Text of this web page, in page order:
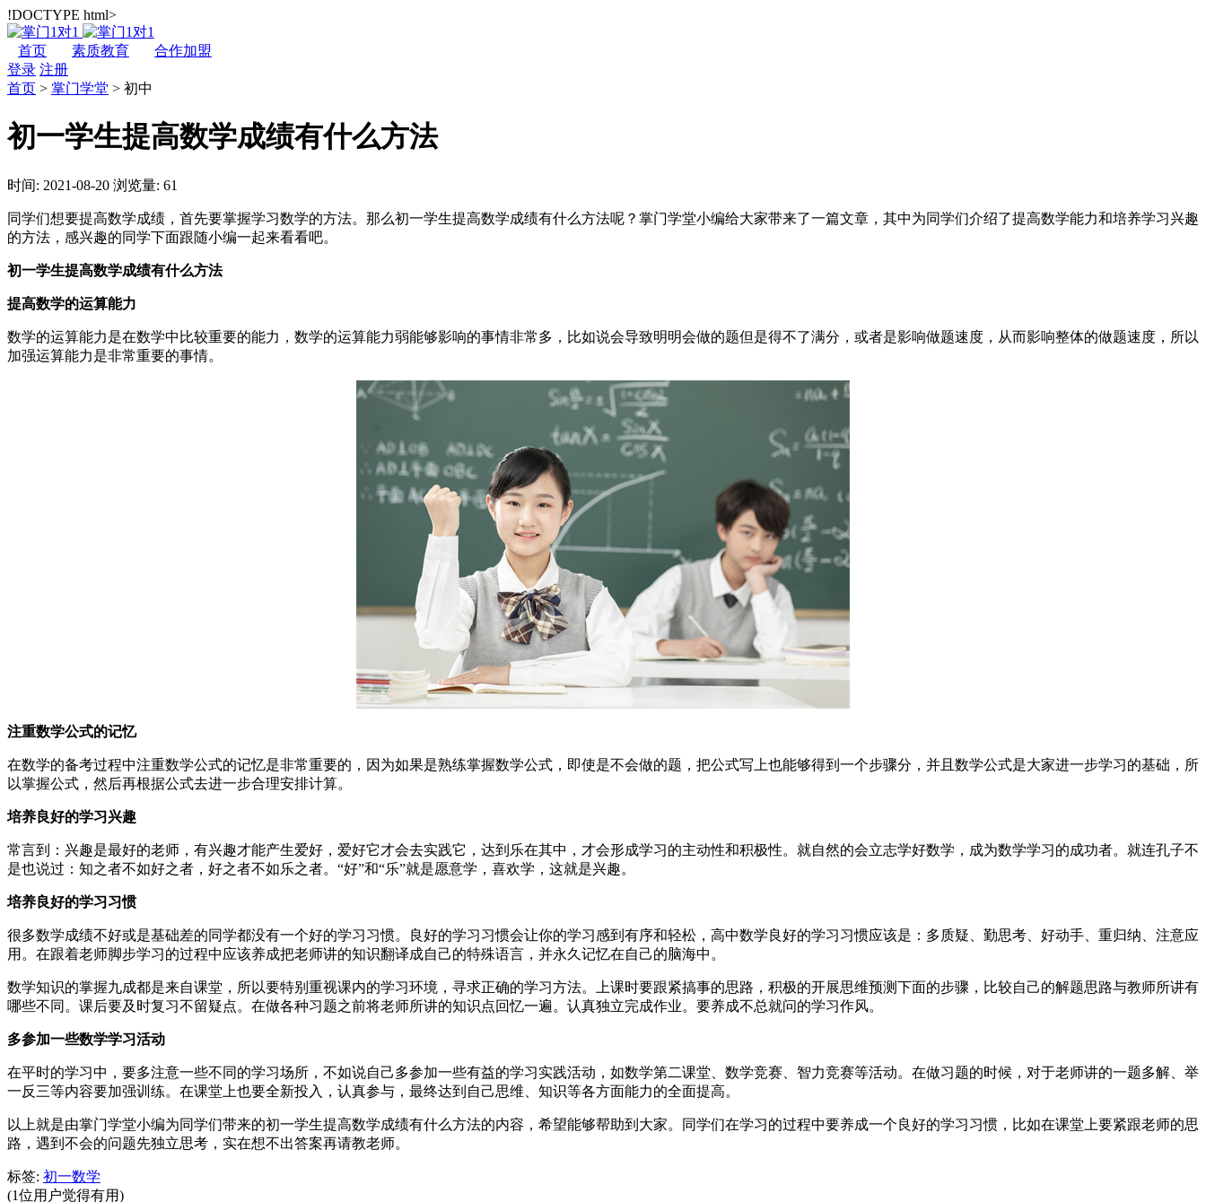
!DOCTYPE html>
首页 素质教育
合作加盟
登录 注册
首页 > 掌门学堂 > 初中
初一学生提高数学成绩有什么方法
时间: 2021-08-20 浏览量: 61
同学们想要提高数学成绩，首先要掌握学习数学的方法。那么初一学生提高数学成绩有什么方法呢？掌门学堂小编给大家带来了一篇文章，其中为同学们介绍了提高数学能力和培养学习兴趣
的方法，感兴趣的同学下面跟随小编一起来看看吧。
初一学生提高数学成绩有什么方法
提高数学的运算能力
数学的运算能力是在数学中比较重要的能力，数学的运算能力弱能够影响的事情非常多，比如说会导致明明会做的题但是得不了满分，或者是影响做题速度，从而影响整体的做题速度，所以
加强运算能力是非常重要的事情。
注重数学公式的记忆
在数学的备考过程中注重数学公式的记忆是非常重要的，因为如果是熟练掌握数学公式，即使是不会做的题，把公式写上也能够得到一个步骤分，并且数学公式是大家进一步学习的基础，所
以掌握公式，然后再根据公式去进一步合理安排计算。
培养良好的学习兴趣
常言到：兴趣是最好的老师，有兴趣才能产生爱好，爱好它才会去实践它，达到乐在其中，才会形成学习的主动性和积极性。就自然的会立志学好数学，成为数学学习的成功者。就连孔子不
是也说过：知之者不如好之者，好之者不如乐之者。“好”和“乐”就是愿意学，喜欢学，这就是兴趣。
培养良好的学习习惯
很多数学成绩不好或是基础差的同学都没有一个好的学习习惯。良好的学习习惯会让你的学习感到有序和轻松，高中数学良好的学习习惯应该是：多质疑、勤思考、好动手、重归纳、注意应
用。在跟着老师脚步学习的过程中应该养成把老师讲的知识翻译成自己的特殊语言，并永久记忆在自己的脑海中。
数学知识的掌握九成都是来自课堂，所以要特别重视课内的学习环境，寻求正确的学习方法。上课时要跟紧搞事的思路，积极的开展思维预测下面的步骤，比较自己的解题思路与教师所讲有
哪些不同。课后要及时复习不留疑点。在做各种习题之前将老师所讲的知识点回忆一遍。认真独立完成作业。要养成不总就问的学习作风。
多参加一些数学学习活动
在平时的学习中，要多注意一些不同的学习场所，不如说自己多参加一些有益的学习实践活动，如数学第二课堂、数学竞赛、智力竞赛等活动。在做习题的时候，对于老师讲的一题多解、举
一反三等内容要加强训练。在课堂上也要全新投入，认真参与，最终达到自己思维、知识等各方面能力的全面提高。
以上就是由掌门学堂小编为同学们带来的初一学生提高数学成绩有什么方法的内容，希望能够帮助到大家。同学们在学习的过程中要养成一个良好的学习习惯，比如在课堂上要紧跟老师的思
路，遇到不会的问题先独立思考，实在想不出答案再请教老师。
标签: 初一数学
(1位用户觉得有用)